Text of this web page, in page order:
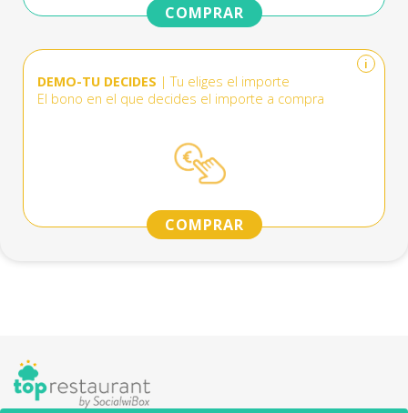
COMPRAR
i
DEMO-TU DECIDES | Tu eliges el importe
El bono en el que decides el importe a compra
COMPRAR